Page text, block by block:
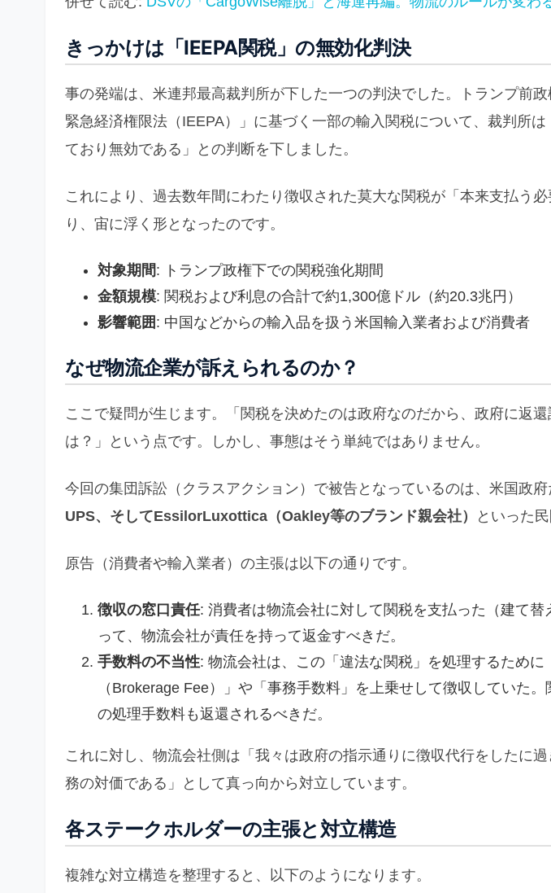
きっかけは「IEEPA関税」の無効化判決
事の発端は、米連邦最高裁判所が下した一つの判決でした。トランプ前
緊急経済権限法（IEEPA）」に基づく一部の輸入関税について、裁判所
ており無効である」との判断を下しました。
これにより、過去数年間にわたり徴収された莫大な関税が「本来支払う
り、宙に浮く形となったのです。
対象期間: トランプ政権下での関税強化期間
金額規模: 関税および利息の合計で約1,300億ドル（約20.3兆円）
影響範囲 : 中国などからの輸入品を扱う米国輸入業者および消費者
なぜ物流企業が訴えられるのか？
ここで疑問が生じます。「関税を決めたのは政府なのだから、政府に返
は？」という点です。しかし、事態はそう単純ではありません。
今回の集団訴訟（クラスアクション）で被告となっているのは、米国政府
UPS、そしてEssilorLuxottica（Oakley等のブランド親会社）
といった
原告（消費者や輸入業者）の主張は以下の通りです。
徴収の窓口責任: 消費者は物流会社に対して関税を支払った（建て替
って、物流会社が責任を持って返金すべきだ。
手数料の不当性: 物流会社は、この「違法な関税」を処理するために
（Brokerage Fee）」や「事務手数料」を上乗せして徴収していた
の処理手数料も返還されるべきだ。
これに対し、物流会社側は「我々は政府の指示通りに徴収代行をしたに
務の対価である」として真っ向から対立しています。
各ステークホルダーの主張と対立構造
複雑な対立構造を整理すると、以下のようになります。